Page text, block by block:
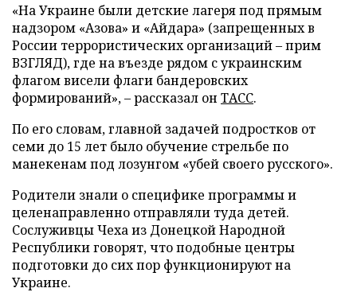
«На Украине были детские лагеря под прямым
надзором «Азова» и «Айдара» (запрещенных в
России террористических организаций – прим
ВЗГЛЯД), где на въезде рядом с украинским
флагом висели флаги бандеровских
формирований», – рассказал он ТАСС.
По его словам, главной задачей подростков от
семи до 15 лет было обучение стрельбе по
манекенам под лозунгом «убей своего русского».
Родители знали о специфике программы и
целенаправленно отправляли туда детей.
Сослуживцы Чеха из Донецкой Народной
Республики говорят, что подобные центры
подготовки до сих пор функционируют на
Украине.